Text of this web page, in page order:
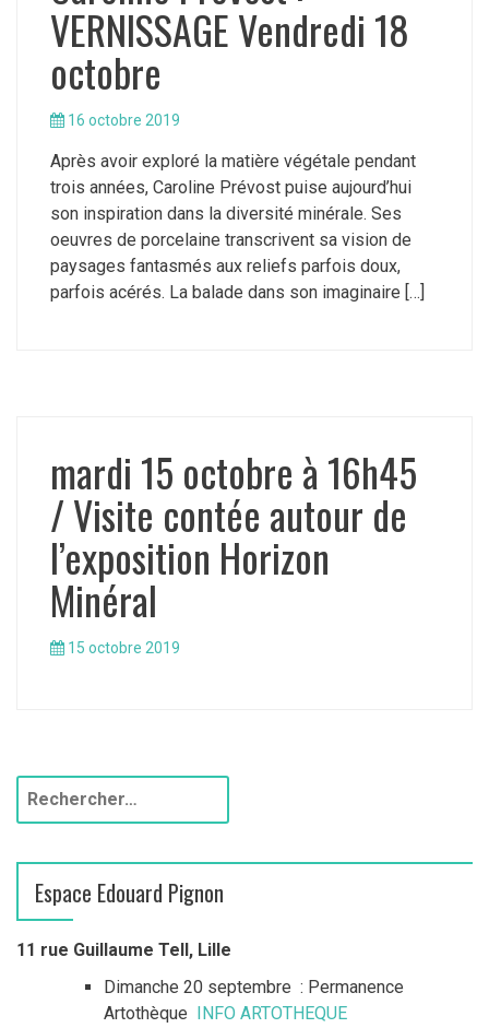
VERNISSAGE Vendredi 18
octobre
16 octobre 2019
Après avoir exploré la matière végétale pendant
trois années, Caroline Prévost puise aujourd’hui
son inspiration dans la diversité minérale. Ses
oeuvres de porcelaine transcrivent sa vision de
paysages fantasmés aux reliefs parfois doux,
parfois acérés. La balade dans son imaginaire […]
mardi 15 octobre à 16h45
/ Visite contée autour de
l’exposition Horizon
Minéral
15 octobre 2019
h
r
c
Espace Edouard Pignon
11 rue Guillaume Tell, Lille
Dimanche 20 septembre : Permanence
Artothèque
INFO ARTOTHEQUE